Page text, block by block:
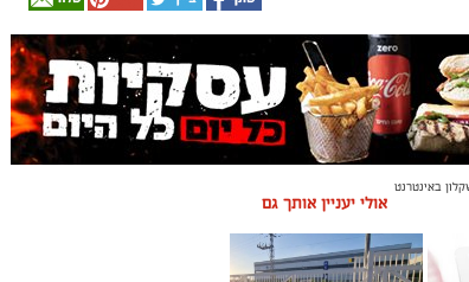
באינטרנט
אולי יעניין אותך גם